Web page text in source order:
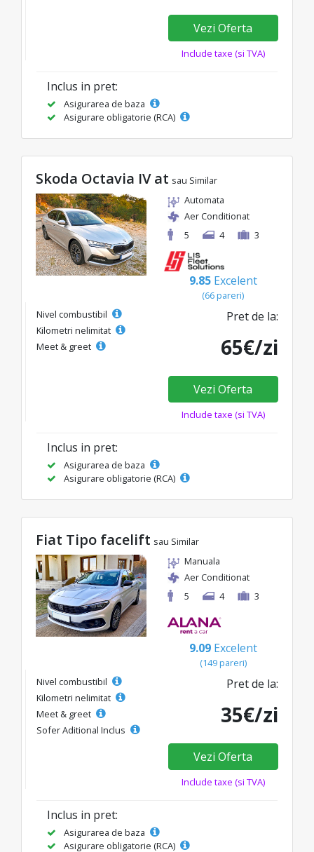
Vezi Oferta
Include taxe (si TVA)
Inclus in pret:
Asigurarea de baza
Asigurare obligatorie (RCA)
Skoda Octavia IV at sau Similar
Automata
Aer Conditionat
5
4 3
9.85 Excelent
(66 pareri)
Nivel combustibil
Kilometri nelimitat
Meet & greet
Pret de la:
65€/zi
Vezi Oferta
Include taxe (si TVA)
Inclus in pret:
Asigurarea de baza
Asigurare obligatorie (RCA)
Fiat Tipo facelift sau Similar
Manuala
Aer Conditionat
5
4 3
9.09 Excelent
(149 pareri)
Nivel combustibil
Kilometri nelimitat
Meet & greet
Sofer Aditional Inclus
Pret de la:
35€/zi
Vezi Oferta
Include taxe (si TVA)
Inclus in pret:
Asigurarea de baza
Asigurare obligatorie (RCA)